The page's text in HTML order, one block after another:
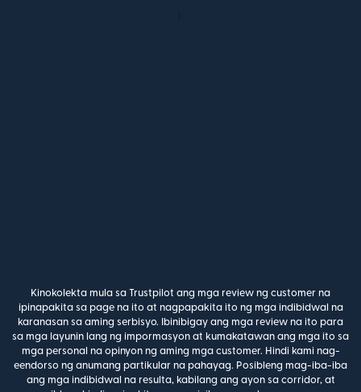
Kinokolekta mula sa Trustpilot ang mga review ng customer na
ipinapakita sa page na ito at nagpapakita ito ng mga indibidwal na
karanasan sa aming serbisyo. Ibinibigay ang mga review na ito para
sa mga layunin lang ng impormasyon at kumakatawan ang mga ito sa
mga personal na opinyon ng aming mga customer. Hindi kami nag-
eendorso ng anumang partikular na pahayag. Posibleng mag-iba-iba
ang mga indibidwal na resulta, kabilang ang ayon sa corridor, at